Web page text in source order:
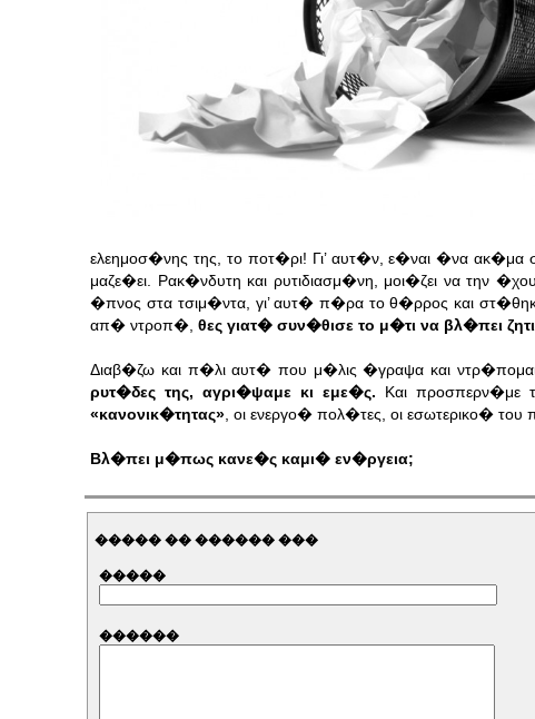
ελεημοσ�νης της, το ποτ�ρι! Γι’ αυτ�ν, ε�ναι �να
μαζε�ει. Ρακ�νδυτη και ρυτιδιασμ�νη, μοι�ζει να την
�πνος στα τσιμ�ντα, γι’ αυτ� π�ρα το θ�ρρος και
απ� ντροπ�,θες γιατ� συν�θισε το μ�τι να βλ�πει
Διαβ�ζω και π�λι αυτ� που μ�λις �γραψα και
ρυτ�δες της, αγρι�ψαμε κι εμε�ς. Και
«κανονικ�τητας» , οι ενεργο� πολ�τες, οι εσωτερικο� του
Βλ�πει μ�πως κανε�ς καμι� εν�ργεια;
����� �� ������ ���
�����
������